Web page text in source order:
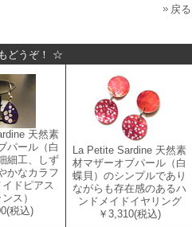
戻る
どうぞ！ ☆
天然素
パール（白
細工、しず
かなカラフ
ドピアス
ス）
(税込)
La Petite Sardine 天然素
材マザーオブパール（白
蝶貝）のシンプルであり
ながらも存在感のあるハ
ンドメイドイヤリング
￥3,310(税込)